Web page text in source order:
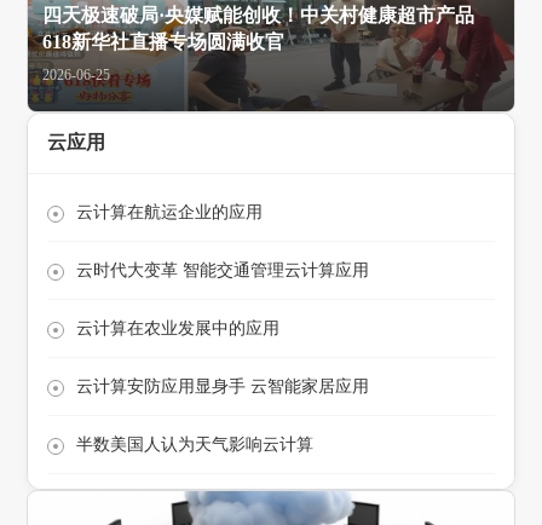
四天极速破局·央媒赋能创收！中关村健康超市产品
618新华社直播专场圆满收官
2026-06-25
云应用
云计算在航运企业的应用
云时代大变革 智能交通管理云计算应用
云计算在农业发展中的应用
云计算安防应用显身手 云智能家居应用
半数美国人认为天气影响云计算